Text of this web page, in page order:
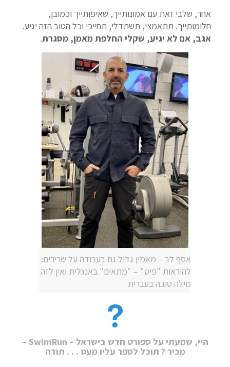
אחר, שלבי זאת עם אמונותייך, שאיפותייך וכמובן,
חלומותייך. תתאמצי, תשתדלי, תחייכי וכל הטוב הזה יגיע.
אגב, אם לא יגיע, שקלי החלפת מאמן, מסגרת.
אסף לב – מאמין גדול גם בעבודה על שרירים:
להיראות "פיט" – "מתאים" באנגלית ואין לזה
מילה טובה בעברית
היי, שמעתי על ספורט חדש בישראל – SwimRun –
מכיר ? תוכל לספר עליו מעט . . . תודה